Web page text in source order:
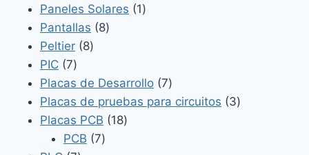
productos
Paneles Solares 11
Pantallas 88
Peltier 88
PIC 77
productos
Placas de Desarrollo 77
productos
Placas de pruebas para circuitos 33
Placas PCB 1818
PCB 77